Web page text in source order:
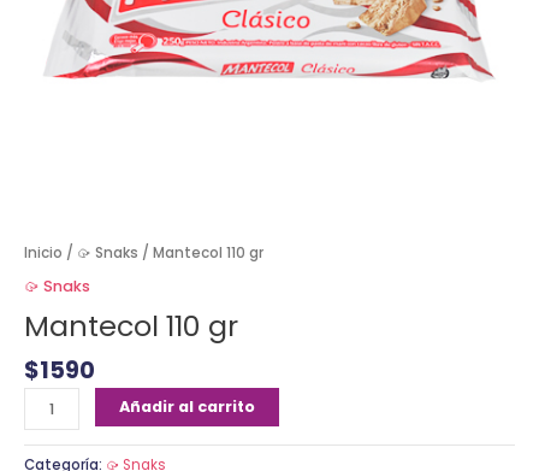
Inicio / 🥠 Snaks / Mantecol 110 gr
🥠 Snaks
Mantecol 110 gr
$1590
Añadir al carrito
Categoría: 🥠 Snaks